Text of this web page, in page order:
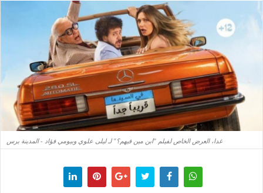
غدا، العرض الخاص لفيلم "ابن مين فيهم؟" لـ ليلى علوي وبيومي فؤاد - المدينة برس